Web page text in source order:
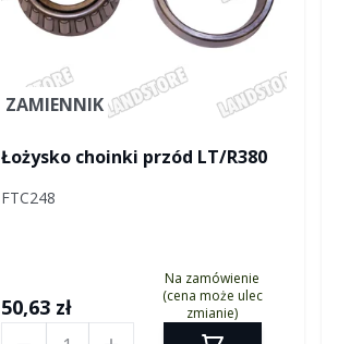
ZAMIENNIK
Łożysko choinki przód LT/R380
FTC248
50,63 zł
Na zamówienie
(cena może ulec
zmianie)